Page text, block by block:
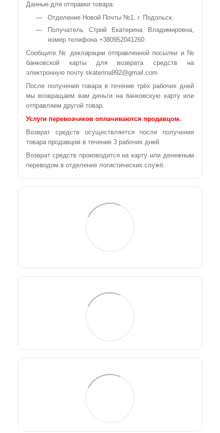
Данные для отправки товара:
Отделение Новой Почты №1, г. Подольск.
Получатель Стрий Екатерина Владимировна,
номер телефона +380952041260
Сообщите № декларации отправленной посылки и №
банковской карты для возврата средств на
электронную почту skaterina992@gmail.com
После получения товара в течение трёх рабочих дней
мы возвращаем вам деньги на банковскую карту или
отправляем другой товар.
Услуги перевозчиков оплачиваются продавцом.
Возврат средств осуществляется после получения
товара продавцом в течение 3 рабочих дней.
Возврат средств производится на карту или денежным
переводом в отделение логистических служб.